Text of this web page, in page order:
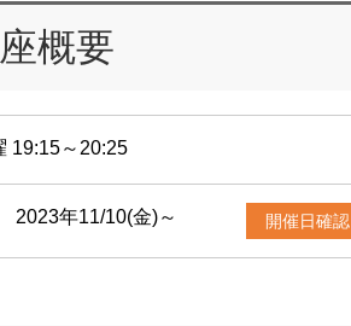
概要
19:15～20:25
2023年11/10(金)～ 開催日確認